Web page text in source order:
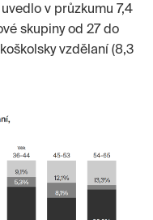
v průzkumu 7,4
skupiny od 27 do
vzdělaní (8,3